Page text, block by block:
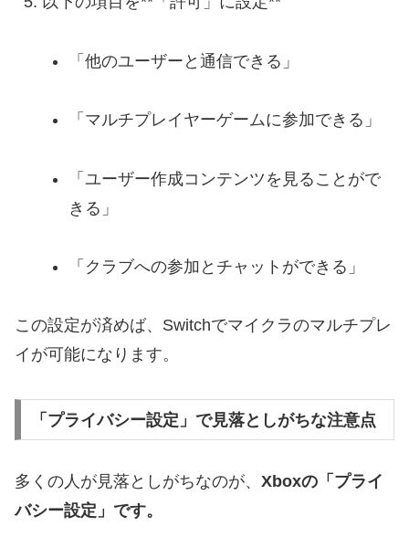
「他のユーザーと通信できる」
「マルチプレイヤーゲームに参加できる」
「ユーザー作成コンテンツを見ることがで
きる」
「クラブへの参加とチャットができる」
この設定が済めば、Switchでマイクラのマルチプレ
イが可能になります。
「プライバシー設定」で見落としがちな注意点
多くの人が見落としがちなのが、 Xboxの「プライ
バシー設定」です。